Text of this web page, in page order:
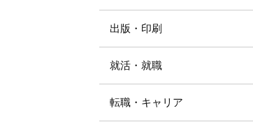
出版・印刷
就活・就職
転職・キャリア